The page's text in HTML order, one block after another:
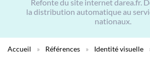
Refonte du site internet darea.fr.
la distribution automatique au
nationaux.
Accueil » Références » Identité visuelle